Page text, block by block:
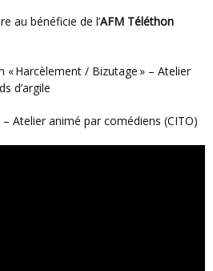
au bénéficie de l’AFM Téléthon
d’argile
– Atelier animé par comédiens (CITO)